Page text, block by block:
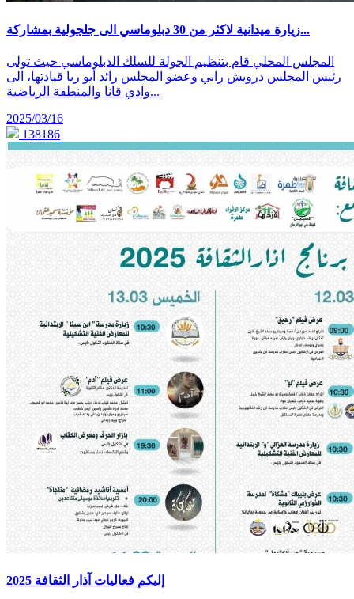
زيارة ميدانية لاكثر من 30 دبلوماسي الى جلجولية بمشاركة...
المجلس المحلي قام بتنظيم الجولة للسلك الدبلوماسي حيث تولى
رئيس المجلس درويش رابي وعضو المجلس رائد أبو ريا قيادتها، الى
وادي قانا والمنطقة الرياضية...
2025/03/16
138186
إليكم فعاليات آذار الثقافة 2025